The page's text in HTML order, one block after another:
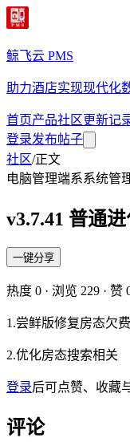
鲸飞云 PMS
助力酒店实现现代化
首页产品社区更新记
登录发布帖子
社区/正文
电脑管理端系系统管
v3.7.41 普通
一键分享
热度 0 · 浏览 229 · 赞
1.尝鲜版修复房态欠
2.优化房态搜索相关
登录后可点赞、收藏
评论